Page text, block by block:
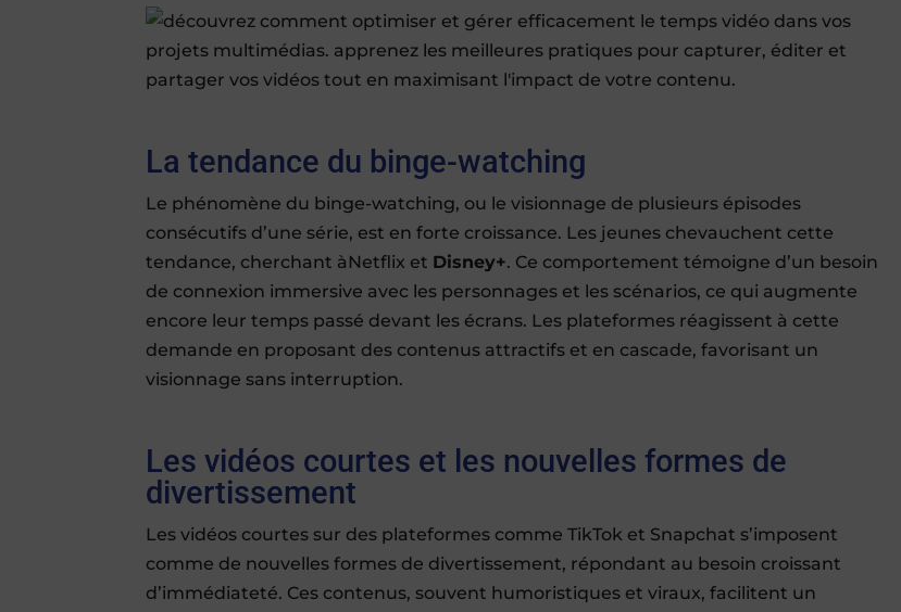
La tendance du binge-watching
Le phénomène du binge-watching, ou le visionnage de plusieurs épisodes
consécutifs d’une série, est en forte croissance. Les jeunes chevauchent cette
tendance, cherchant àNetflix et Disney+. Ce comportement témoigne d’un besoin
de connexion immersive avec les personnages et les scénarios, ce qui augmente
encore leur temps passé devant les écrans. Les plateformes réagissent à cette
demande en proposant des contenus attractifs et en cascade, favorisant un
visionnage sans interruption.
Les vidéos courtes et les nouvelles formes de
divertissement
Les vidéos courtes sur des plateformes comme TikTok et Snapchat s’imposent
comme de nouvelles formes de divertissement, répondant au besoin croissant
d’immédiateté. Ces contenus, souvent humoristiques et viraux, facilitent un